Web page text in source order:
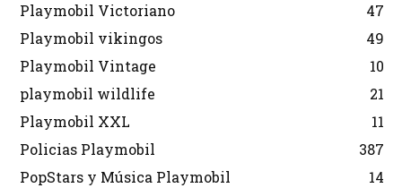
Playmobil Victoriano
47
Playmobil vikingos
49
Playmobil Vintage
10
playmobil wildlife
21
Playmobil XXL
11
Policias Playmobil
387
PopStars y Música Playmobil
14